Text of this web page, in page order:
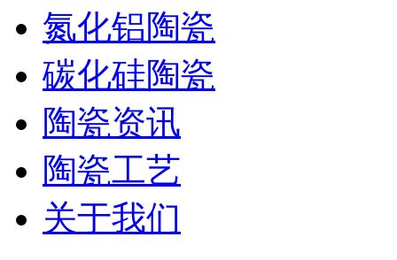
氮化铝陶瓷
碳化硅陶瓷
陶瓷资讯
陶瓷工艺
关于我们